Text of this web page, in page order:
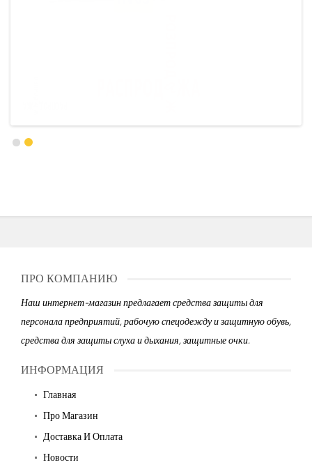
ПРО КОМПАНИЮ
Наш интернет-магазин предлагает средства защиты для
персонала предприятий, рабочую спецодежду и защитную обувь,
средства для защиты слуха и дыхания, защитные очки.
ИНФОРМАЦИЯ
Главная
Про Магазин
Доставка И Оплата
Новости